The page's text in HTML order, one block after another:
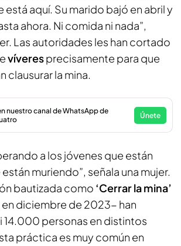
está aquí. Su marido bajó en abril y
ahora. Ni comida ni nada”,
Las autoridades les han cortado
víveresprecisamente para que
clausurar la mina.
nuestro canal de WhatsApp de
Únete
a los jóvenes que están
muriendo”, señala una mujer.
bautizada como ‘Cerrar la mina’
diciembre de 2023- han
14.000 personas en distintos
práctica es muy común en